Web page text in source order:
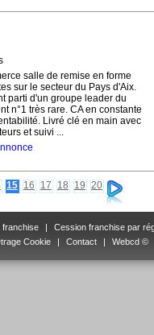
salle de remise en forme
sur le secteur du Pays d'Aix.
parti d'un groupe leader du
n°1 très rare. CA en constante
Livré clé en main avec
et suivi ...
15 16 17 18 19 20
franchise
Cession franchise par
Cookie Contact Webcd ©